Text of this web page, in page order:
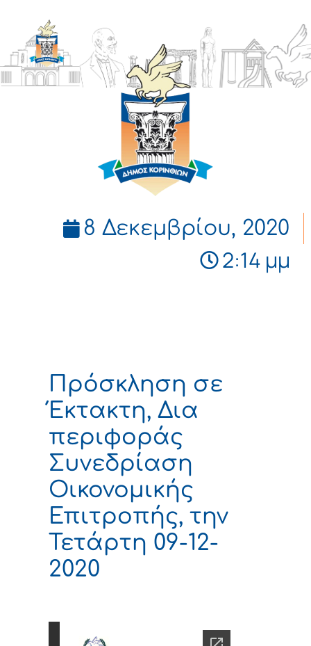
ΔΗΜΟΣ
ΚΟΡΙΝΘΙΩΝ
8 Δεκεμβρίου, 2020
2:14 μμ
Πρόσκληση σε
Έκτακτη, Δια
περιφοράς
Συνεδρίαση
Οικονομικής
Επιτροπής, την
Τετάρτη 09-12-
2020